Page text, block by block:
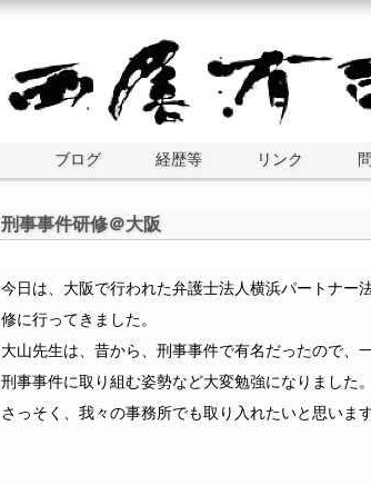
ブログ 経歴等 リンク
刑事事件研修＠大阪
今日は、大阪で行われた弁護士法人横浜パートナー
修に行ってきました。
大山先生は、昔から、刑事事件で有名だったので、
刑事事件に取り組む姿勢など大変勉強になりました。
さっそく、我々の事務所でも取り入れたいと思います